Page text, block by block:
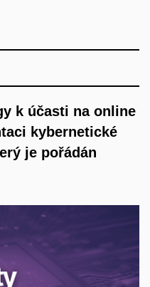
k účasti na online
kybernetické
je pořádán